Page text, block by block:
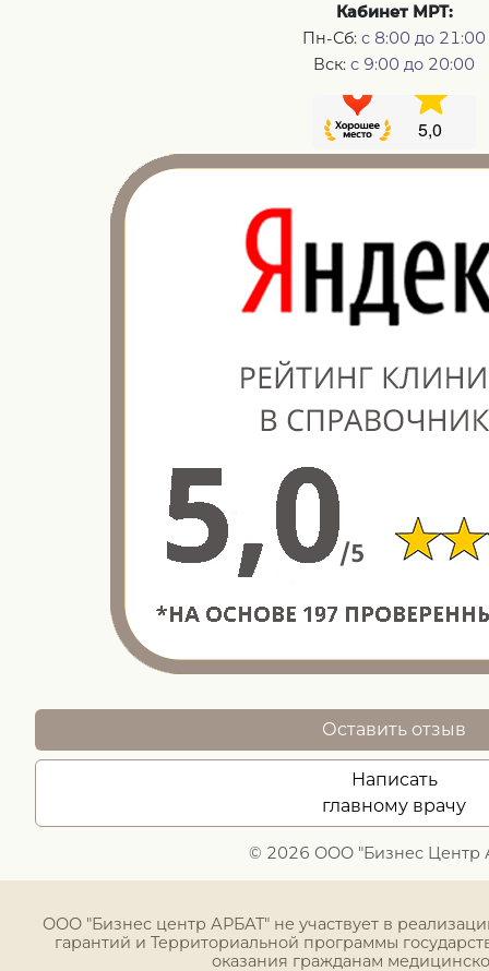
Кабинет МРТ:
Пн-Сб: с 8:00 до 21:00
Вск: с 9:00 до 20:00
© 2026 ООО "Бизнес Центр
Оставить отзыв
Написать
главному врачу
ООО "Бизнес центр АРБАТ" не участвует в
гарантий и Территориальной программы
оказания гражданам